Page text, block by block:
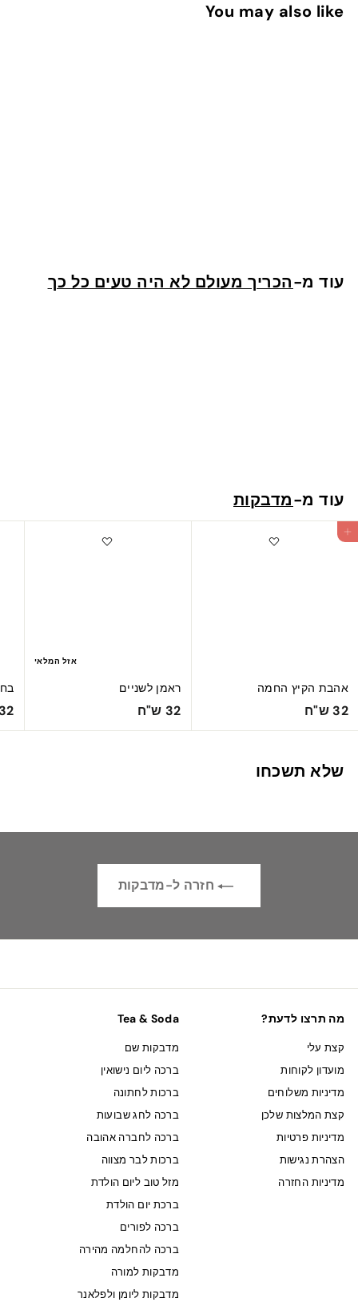
You may also like
"
עוד מ-הכריך מעולם לא היה טעים כל כך
"
ח
עוד מ-מדבקות
אהבת הקיץ החמה
32 ש"ח
2
"
אזל המלאי
ראמן לשניים
32 ש"ח
2
32
שלא תשכחו
חזרה ל-מדבקות
מה תרצו לדעת?
קצת עלי
מועדון לקוחות
מדיניות משלוחים
קצת המלצות שלכן
מדיניות פרטיות
הצהרת נגישות
מדיניות החזרה
Tea & Soda
מדבקות שם
ברכה ליום נישואין
ברכות לחתונה
ברכה לחג שבועות
ברכה לחברה אהובה
ברכות לבר מצווה
מזל טוב ליום הולדת
ברכת יום הולדת
ברכה לפורים
ברכה להחלמה מהירה
מדבקות למורה
מדבקות ליומן ולפלאנר